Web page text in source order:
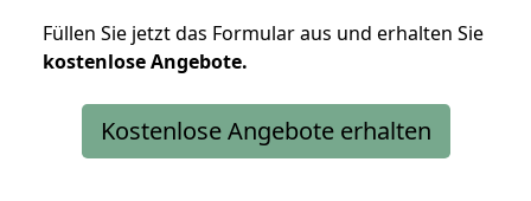
Füllen Sie jetzt das Formular aus und erhalten Sie
kostenloseAngebote.
Kostenlose Angebote erhalten